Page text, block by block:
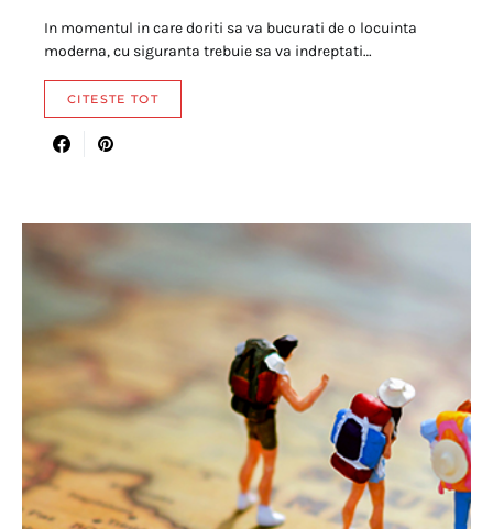
In momentul in care doriti sa va bucurati de o locuinta
moderna, cu siguranta trebuie sa va indreptati…
CITESTE TOT